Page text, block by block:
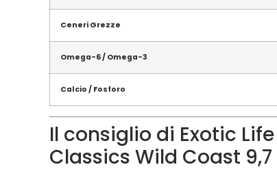
Ceneri Grezze
Omega-6 / Omega-3
Calcio / Fosforo
Il consiglio di Exotic
Classics Wild Coast 9,7